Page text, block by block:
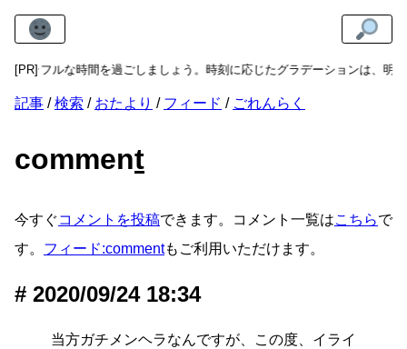
[PR]
でカラフルな時間を過ごしましょう。時刻に応じたグラデーションは、明
記事 検索 おたより フィード ごれんらく
comment
今すぐコメントを投稿できます。コメント一覧はこちらで
す。 フィード:commentもご利用いただけます。
2020/09/24 18:34
当方ガチメンヘラなんですが、この度、イライ